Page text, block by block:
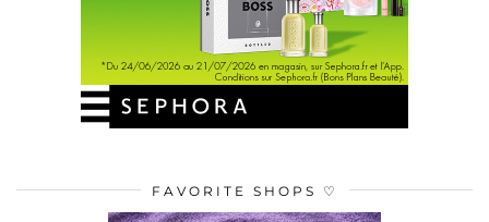
FAVORITE SHOPS ♡